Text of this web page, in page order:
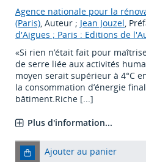
Agence nationale pour la
(Paris), Auteur ; Jean Jouzel,
d'Aigues ; Paris : Editions de
«Si rien n’était fait pour
de serre liée aux activités
moyen serait supérieur à 4°C
la consommation d’énergie
bâtiment.Riche [...]
Plus d'information...
Ajouter au panier